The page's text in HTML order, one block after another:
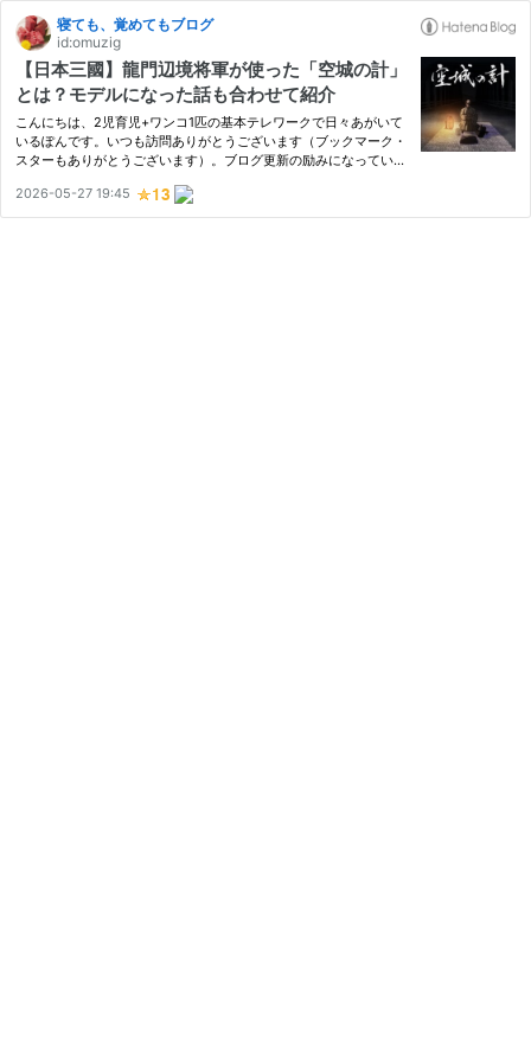
寝ても、覚めてもブログ
id:omuzig
【日本三國】龍門辺境将軍が使った「空城の計」
とは？モデルになった話も合わせて紹介
こんにちは、2児育児+ワンコ1匹の基本テレワークで日々あがいて
いるぽんです。いつも訪問ありがとうございます（ブックマーク・
スターもありがとうございます）。ブログ更新の励みになっていま
名なシーンである「空城の計」についてご紹介したいと思います。
…
2026-05-27 19:45